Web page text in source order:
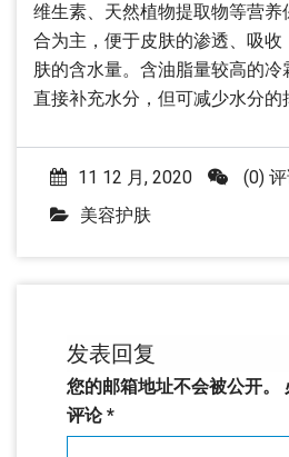
维生素、天然植物提取物等营
合为主，便于皮肤的渗透、吸
肤的含水量。含油脂量较高的
直接补充水分，但可减少水分的
11 12 月, 2020 (0)
美容护肤
发表回复
您的邮箱地址不会被公开。
评论*